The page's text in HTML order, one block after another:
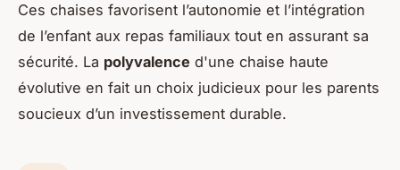
Ces chaises favorisent l’autonomie et l’intégration
de l’enfant aux repas familiaux tout en assurant sa
sécurité. La polyvalence d'une chaise haute
évolutive en fait un choix judicieux pour les parents
soucieux d’un investissement durable.